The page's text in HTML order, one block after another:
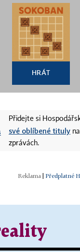
HRÁT
Přidejte si
své oblíbené tituly
zprávách.
Předplatné